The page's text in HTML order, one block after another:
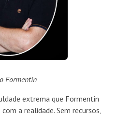
Formentin
extrema que Formentin
a realidade. Sem recursos,